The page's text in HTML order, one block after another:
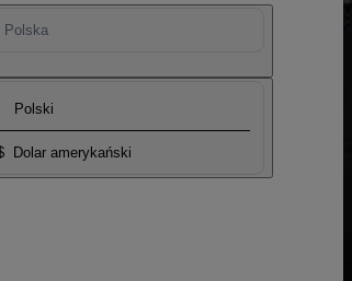
Polska
Polski
Dolar amerykański